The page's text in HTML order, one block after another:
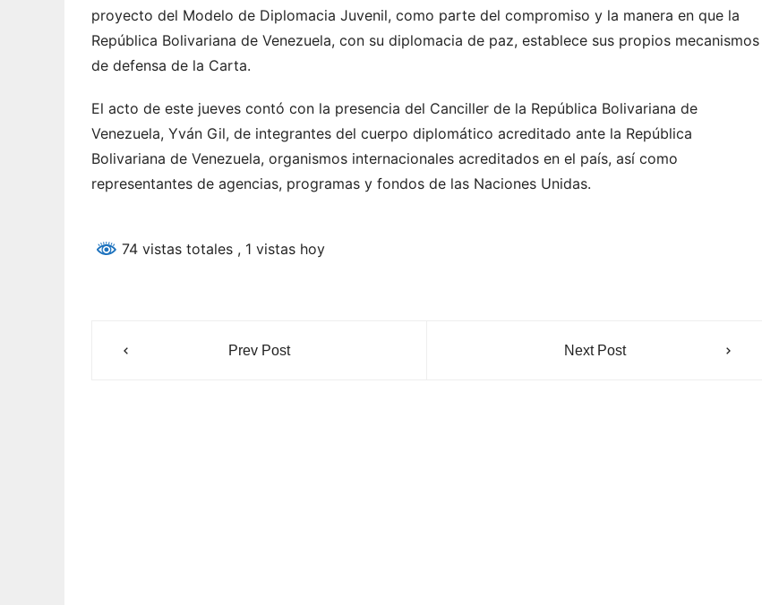
proyecto del Modelo de Diplomacia Juvenil, como parte del compromiso y la manera en que la
República Bolivariana de Venezuela, con su diplomacia de paz, establece sus propios mecanismos
de defensa de la Carta.
El acto de este jueves contó con la presencia del Canciller de la República Bolivariana de
Venezuela, Yván Gil, de integrantes del cuerpo diplomático acreditado ante la República
Bolivariana de Venezuela, organismos internacionales acreditados en el país, así como
representantes de agencias, programas y fondos de las Naciones Unidas.
74 vistas totales , 1 vistas hoy
Prev Post Next Post